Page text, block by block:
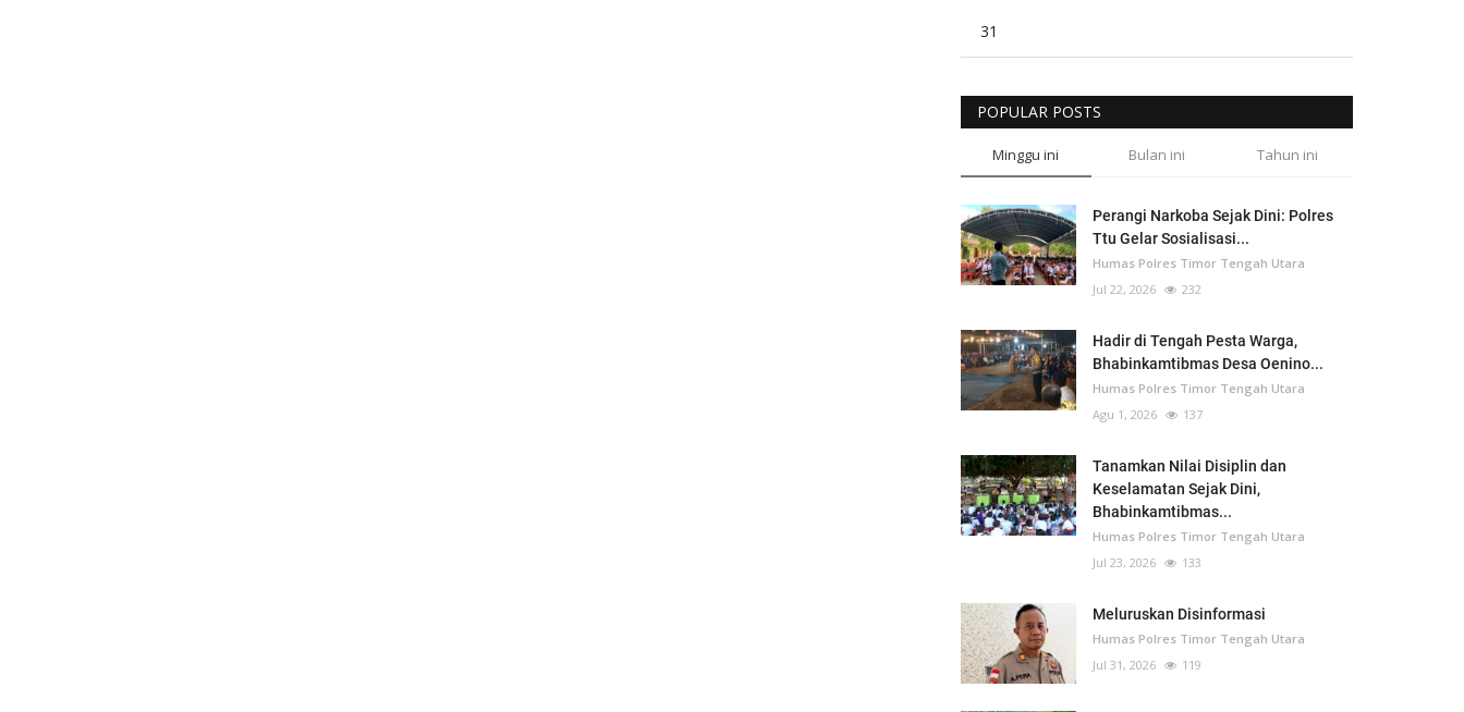
31
POPULAR POSTS
Minggu ini Bulan ini Tahun ini
Perangi Narkoba Sejak Dini: Polres
Ttu Gelar Sosialisasi...
Humas Polres Timor Tengah Utara
Jul 22, 2026
232
Hadir di Tengah Pesta Warga,
Bhabinkamtibmas Desa Oenino...
Humas Polres Timor Tengah Utara
Agu 1, 2026
137
Tanamkan Nilai Disiplin dan
Keselamatan Sejak Dini,
Bhabinkamtibmas...
Humas Polres Timor Tengah Utara
Jul 23, 2026
133
Meluruskan Disinformasi
Humas Polres Timor Tengah Utara
Jul 31, 2026
119